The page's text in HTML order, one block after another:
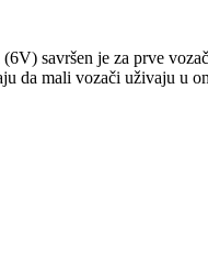
savršen je za prve
da mali vozači uživaju u